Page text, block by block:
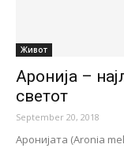
Живот
Аронија –
светот
September 20, 2018
Аронијата (Aronia